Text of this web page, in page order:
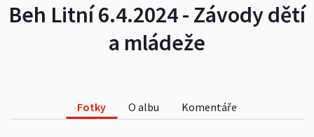
Beh Litní 6.4.2024 - Závody dětí
a mládeže
Fotky O albu Komentáře